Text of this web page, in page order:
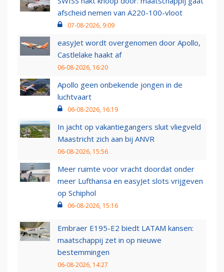
afscheid nemen van A220-100-vloot
07-08-2026, 9:09
easyJet wordt overgenomen door Apollo,
Castlelake haakt af
06-08-2026, 16:20
Apollo geen onbekende jongen in de
luchtvaart
06-08-2026, 16:19
In jacht op vakantiegangers sluit vliegveld
Maastricht zich aan bij ANVR
06-08-2026, 15:56
Meer ruimte voor vracht doordat onder
meer Lufthansa en easyJet slots vrijgeven
op Schiphol
06-08-2026, 15:16
Embraer E195-E2 biedt LATAM kansen:
maatschappij zet in op nieuwe
bestemmingen
06-08-2026, 14:27